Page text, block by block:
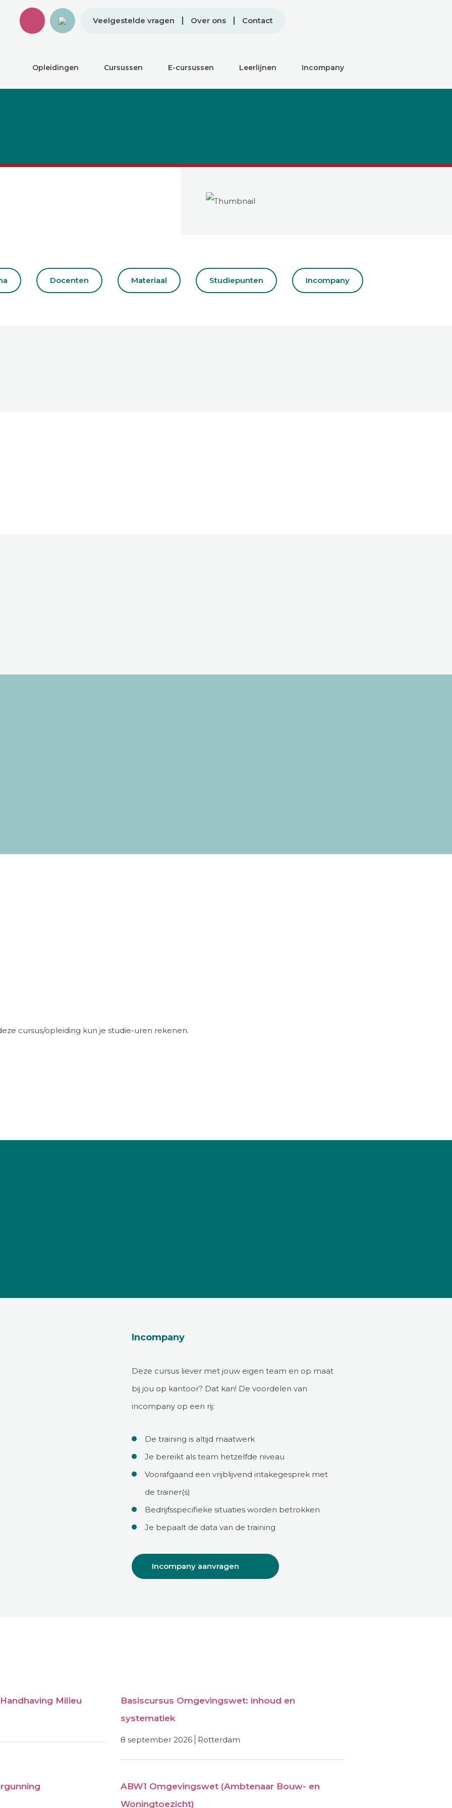
Veelgestelde vragen Over ons Contact
Opleidingen Cursussen E-cursussen Leerlijnen Incompany
Docenten Materiaal Studiepunten Incompany
cursus/opleiding kun je studie-uren rekenen.
Incompany
Deze cursus liever met jouw eigen team en op maat
bij jou op kantoor? Dat kan! De voordelen van
incompany op een rij:
De training is altijd maatwerk
Je bereikt als team hetzelfde niveau
Voorafgaand een vrijblijvend intakegesprek met
de trainer(s)
Bedrijfsspecifieke situaties worden betrokken
Je bepaalt de data van de training
Incompany aanvragen
Milieu
Basiscursus Omgevingswet: inhoud en
systematiek
8 september 2026 rotterdam
ABW1 Omgevingswet (Ambtenaar Bouw- en
Woningtoezicht)